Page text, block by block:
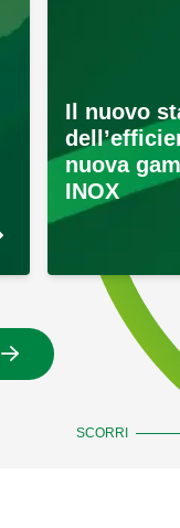
Il nuovo
nuova
INOX
SCORRI